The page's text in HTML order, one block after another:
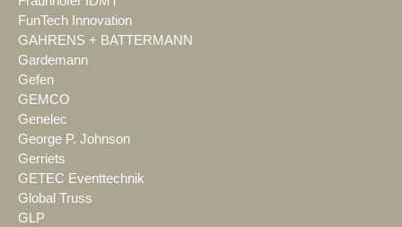
FunTech Innovation
GAHRENS + BATTERMANN
Gardemann
Gefen
GEMCO
Genelec
George P. Johnson
Gerriets
GETEC Eventtechnik
Global Truss
GLP